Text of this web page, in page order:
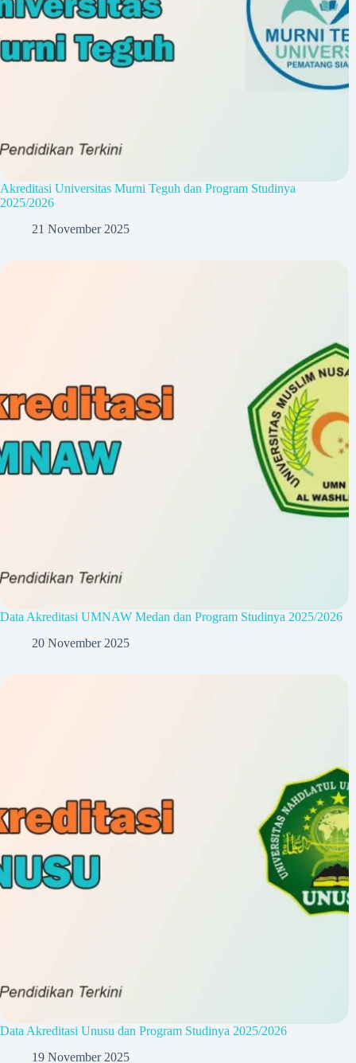
Akreditasi Universitas Murni Teguh dan Program Studinya
2025/2026
21 November 2025
Data Akreditasi UMNAW Medan dan Program Studinya 2025/2026
20 November 2025
Data Akreditasi Unusu dan Program Studinya 2025/2026
19 November 2025